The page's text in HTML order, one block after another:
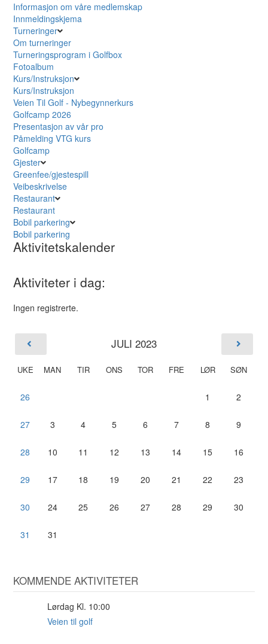
Informasjon om våre medlemskap
Innmeldingskjema
Turneringer
Om turneringer
Turneringsprogram i Golfbox
Fotoalbum
Kurs/Instruksjon
Kurs/Instruksjon
Veien Til Golf - Nybegynnerkurs
Golfcamp 2026
Presentasjon av vår pro
Påmelding VTG kurs
Golfcamp
Gjester
Greenfee/gjestespill
Veibeskrivelse
Restaurant
Restaurant
Bobil parkering
Bobil parkering
Aktivitetskalender
Aktiviteter i dag:
Ingen registrerte.
JULI 2023
UKE MAN TIR ONS TOR FRE LØR SØN
26 1 2
27 3 4 5 6 7 8 9
28 10 11 12 13 14 15 16
29 17 18 19 20 21 22 23
30 24 25 26 27 28 29 30
31 31
KOMMENDE AKTIVITETER
Lørdag Kl. 10:00
Veien til golf